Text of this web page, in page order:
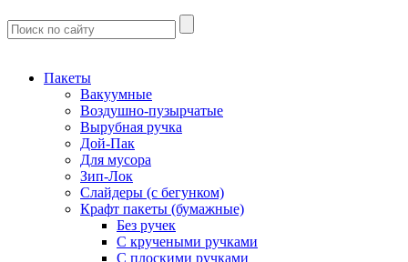
Пакеты
Вакуумные
Воздушно-пузырчатые
Вырубная ручка
Дой-Пак
Для мусора
Зип-Лок
Слайдеры (с бегунком)
Крафт пакеты (бумажные)
Без ручек
С кручеными ручками
С плоскими ручками